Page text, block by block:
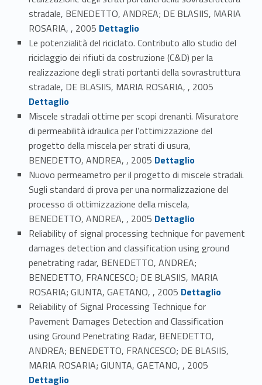
stradale, BENEDETTO, ANDREA; DE BLASIIS, MARIA
ROSARIA, , 2005 Link identifier #identifier_person_38968-69
Dettaglio
Le potenzialità del riciclato. Contributo allo studio del
riciclaggio dei rifiuti da costruzione (C&D) per la
realizzazione degli strati portanti della sovrastruttura
stradale, DE BLASIIS, MARIA ROSARIA, , 2005
Dettaglio
Miscele stradali ottime per scopi drenanti. Misuratore
di permeabilità idraulica per l’ottimizzazione del
progetto della miscela per strati di usura,
BENEDETTO, ANDREA, , 2005 Link identifier #identifier_person_197241-71
Dettaglio
Nuovo permeametro per il progetto di miscele stradali.
Sugli standard di prova per una normalizzazione del
processo di ottimizzazione della miscela,
BENEDETTO, ANDREA, , 2005 Link identifier #identifier_person_183355-72
Dettaglio
Reliability of signal processing technique for pavement
damages detection and classification using ground
penetrating radar, BENEDETTO, ANDREA;
BENEDETTO, FRANCESCO; DE BLASIIS, MARIA
ROSARIA; GIUNTA, GAETANO, , 2005 Link identifier #identifier_person_65687-73
Dettaglio
Reliability of Signal Processing Technique for
Pavement Damages Detection and Classification
using Ground Penetrating Radar, BENEDETTO,
ANDREA; BENEDETTO, FRANCESCO; DE BLASIIS,
MARIA ROSARIA; GIUNTA, GAETANO, , 2005
Dettaglio